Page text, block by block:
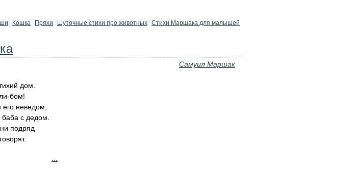
Кошка Пряхи Шуточные стихи про животных Стихи Маршака для малышей
Самуил Маршак
дом.
бом!
неведом,
с дедом.
подряд